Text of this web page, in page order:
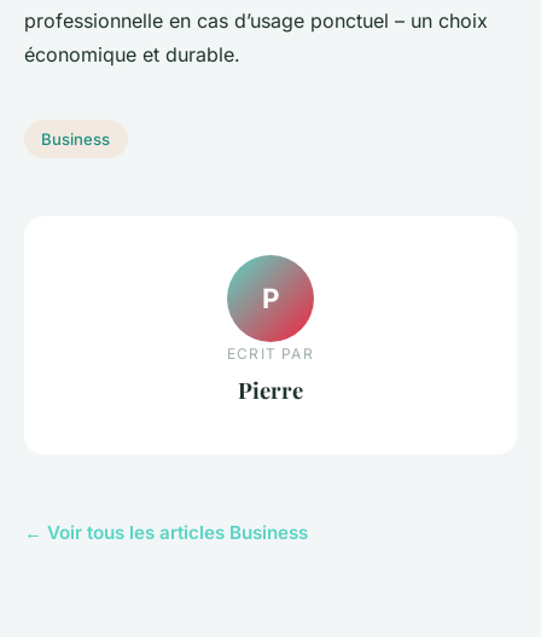
professionnelle en cas d’usage ponctuel – un choix
économique et durable.
Business
P
ECRIT PAR
Pierre
← Voir tous les articles Business